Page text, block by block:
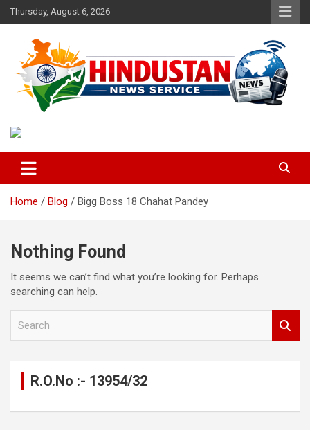
Skip
to
Thursday, August 6, 2026
Hindustan News Service
Home Blog Bigg Boss 18 Chahat Pandey
Nothing Found
It seems we can’t find what you’re looking for. Perhaps
searching can help.
R.O.No :- 13954/32